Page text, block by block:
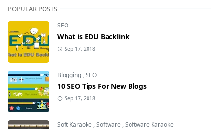
POPULAR POSTS
SEO
What is EDU Backlink
Sep 17, 2018
Blogging ,SEO
10 SEO Tips For New Blogs
Sep 17, 2018
Soft Karaoke ,Software ,Software Karaoke